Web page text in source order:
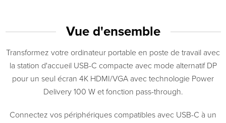
Vue d'ensemble
Transformez votre ordinateur portable en poste de travail avec
la station d'accueil USB-C compacte avec mode alternatif DP
pour un seul écran 4K HDMI/VGA avec technologie Power
Delivery 100 W et fonction pass-through.
Connectez vos périphériques compatibles avec USB-C à un